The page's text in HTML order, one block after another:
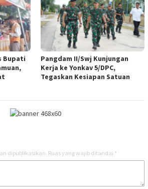
Bupati
Pangdam II/Swj Kunjungan
Kerja ke Yonkav 5/DPC,
Tegaskan Kesiapan Satuan
dipublikasikan. Ruas yang wajib ditandai *